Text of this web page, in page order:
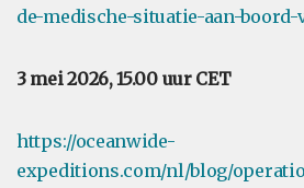
de-medische-situatie-aan-
3 mei 2026, 15.00 uur CET
https://oceanwide-
expeditions.com/nl/blog/